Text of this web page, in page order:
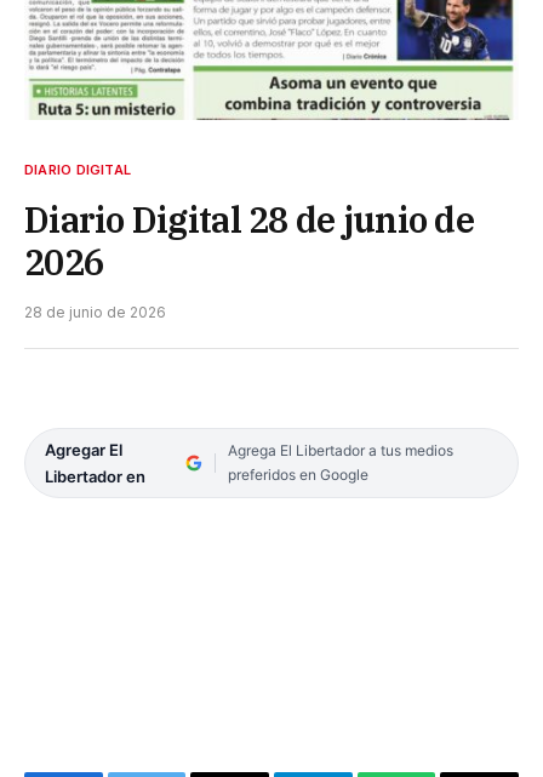
DIARIO DIGITAL
Diario Digital 28 de junio de
2026
28 de junio de 2026
Agregar El
Libertador en
Agrega El Libertador a tus medios
preferidos en Google